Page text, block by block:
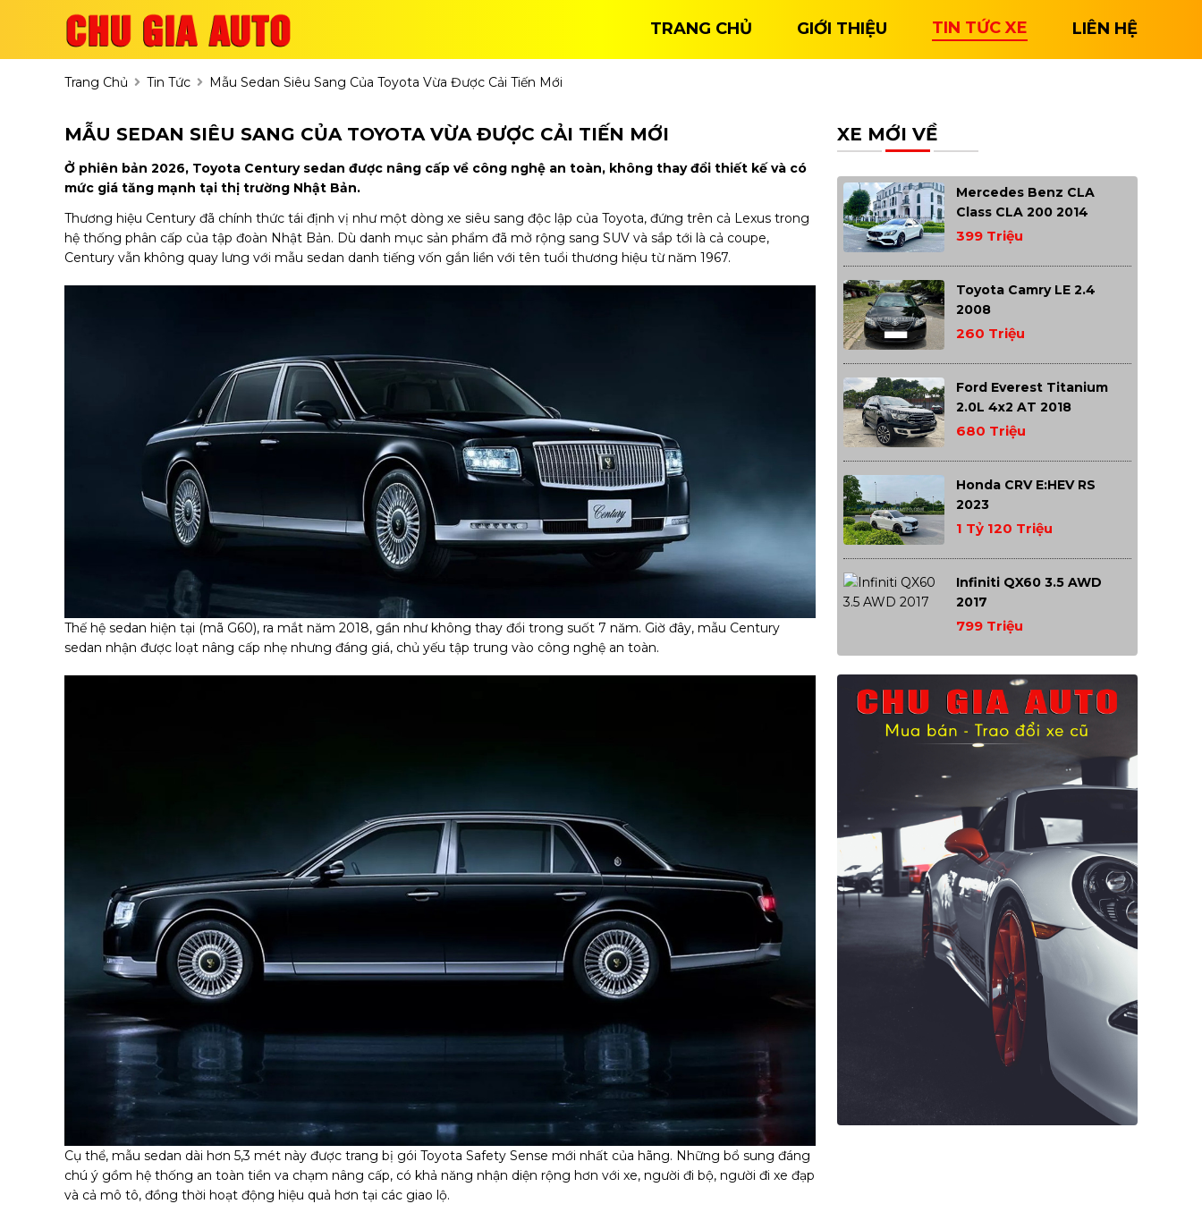
TRANG CHỦ GIỚI THIỆU TIN TỨC XE LIÊN HỆ
Trang Chủ Tin Tức Mẫu Sedan Siêu Sang Của Toyota Vừa Được Cải Tiến Mới
MẪU SEDAN SIÊU SANG CỦA TOYOTA VỪA ĐƯỢC CẢI TIẾN MỚI
Ở phiên bản 2026, Toyota Century sedan được nâng cấp về công nghệ an toàn, không thay đổi thiết kế và có
mức giá tăng mạnh tại thị trường Nhật Bản.
Thương hiệu Century đã chính thức tái định vị như một dòng xe siêu sang độc lập của Toyota, đứng trên cả Lexus trong
hệ thống phân cấp của tập đoàn Nhật Bản. Dù danh mục sản phẩm đã mở rộng sang SUV và sắp tới là cả coupe,
Century vẫn không quay lưng với mẫu sedan danh tiếng vốn gắn liền với tên tuổi thương hiệu từ năm 1967.
Thế hệ sedan hiện tại (mã G60), ra mắt năm 2018, gần như không thay đổi trong suốt 7 năm. Giờ đây, mẫu Century
sedan nhận được loạt nâng cấp nhẹ nhưng đáng giá, chủ yếu tập trung vào công nghệ an toàn.
Cụ thể, mẫu sedan dài hơn 5,3 mét này được trang bị gói Toyota Safety Sense mới nhất của hãng. Những bổ sung đáng
chú ý gồm hệ thống an toàn tiền va chạm nâng cấp, có khả năng nhận diện rộng hơn với xe, người đi bộ, người đi xe đạp
và cả mô tô, đồng thời hoạt động hiệu quả hơn tại các giao lộ.
XE MỚI VỀ
Mercedes Benz CLA
Class CLA 200 2014
399 Triệu
Toyota Camry LE 2.4
2008
260 Triệu
Ford Everest Titanium
2.0L 4x2 AT 2018
680 Triệu
Honda CRV E:HEV RS
2023
1 Tỷ 120 Triệu
Infiniti QX60 3.5 AWD
2017
799 Triệu